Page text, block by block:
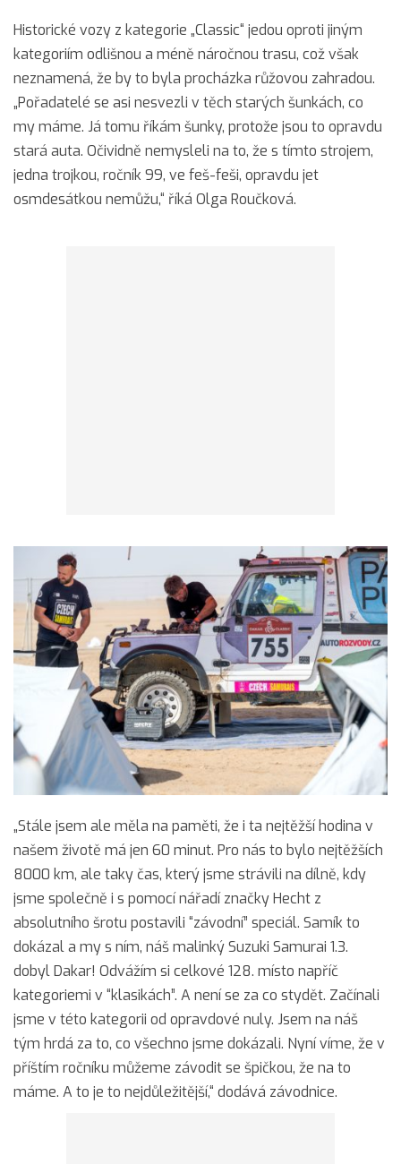
Historické vozy z kategorie „Classic“ jedou oproti jiným
kategoriím odlišnou a méně náročnou trasu, což však
neznamená, že by to byla procházka růžovou zahradou.
„Pořadatelé se asi nesvezli v těch starých šunkách, co
my máme. Já tomu říkám šunky, protože jsou to opravdu
stará auta. Očividně nemysleli na to, že s tímto strojem,
jedna trojkou, ročník 99, ve feš-feši, opravdu jet
osmdesátkou nemůžu,“ říká Olga Roučková.
„Stále jsem ale měla na paměti, že i ta nejtěžší hodina v
našem životě má jen 60 minut. Pro nás to bylo nejtěžších
8000 km, ale taky čas, který jsme strávili na dílně, kdy
jsme společně i s pomocí nářadí značky Hecht z
absolutního šrotu postavili “závodní” speciál. Samík to
dokázal a my s ním, náš malinký Suzuki Samurai 1.3.
dobyl Dakar! Odvážím si celkové 128. místo napříč
kategoriemi v “klasikách”. A není se za co stydět. Začínali
jsme v této kategorii od opravdové nuly. Jsem na náš
tým hrdá za to, co všechno jsme dokázali. Nyní víme, že v
příštím ročníku můžeme závodit se špičkou, že na to
máme. A to je to nejdůležitější,“ dodává závodnice.